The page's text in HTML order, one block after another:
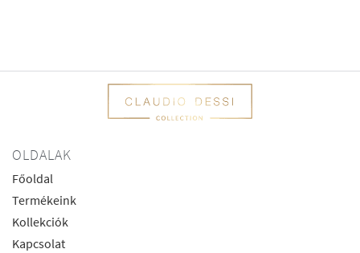
OLDALAK
Főoldal
Termékeink
Kollekciók
Kapcsolat